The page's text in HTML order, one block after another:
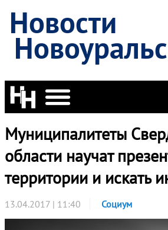
Новости
Муниципалитеты
области научат
территории и искать
13.04.2017 | 11:40 Социум